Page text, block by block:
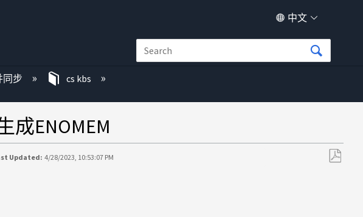
中文
同步 cs kbs
ENOMEM
Updated: 4/28/2023, 10:53:07 PM